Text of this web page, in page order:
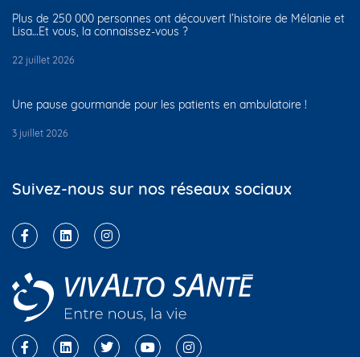
Plus de 250 000 personnes ont découvert l’histoire de Mélanie et
Lisa…Et vous, la connaissez-vous ?
22 juillet 2026
Une pause gourmande pour les patients en ambulatoire !
3 juillet 2026
Suivez-nous sur nos réseaux sociaux